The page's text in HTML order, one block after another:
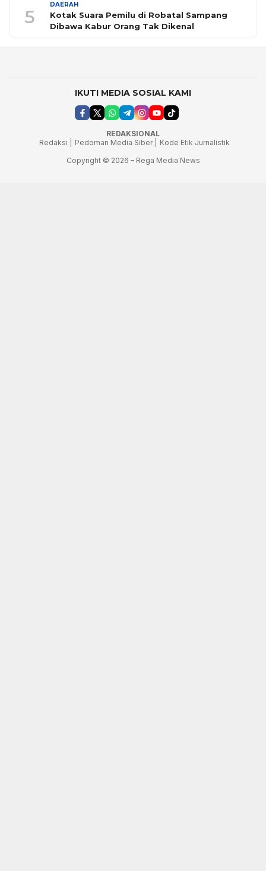
5
DAERAH
Kotak Suara Pemilu di Robatal Sampang
Dibawa Kabur Orang Tak Dikenal
IKUTI MEDIA SOSIAL KAMI
REDAKSIONAL
Redaksi |
Pedoman Media Siber |
Kode Etik Jurnalistik
Copyright © 2026 – Rega Media News